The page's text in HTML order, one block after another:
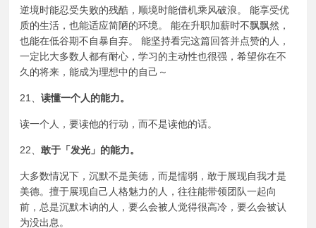
逆境时能忍受失败的残酷，顺境时能借机乘风破浪。 能享受优
质的生活，也能适应简陋的环境。 能在升职加薪时不飘飘然，
也能在低谷期不自暴自弃。 能坚持看完这篇回答并点赞的人，
一定比大多数人都有耐心，学习的主动性也很强，希望你在不
久的将来，能成为理想中的自己～
21、读懂一个人的能力。
读一个人，要读他的行动，而不是读他的话。
22、敢于「发光」的能力。
大多数情况下，沉默不是美德，而是懦弱，敢于展现自我才是
美德。擅于展现自己人格魅力的人，往往能带领团队一起向
前，总是沉默木讷的人，要么会被人觉得很高冷，要么会被认
为没出息。